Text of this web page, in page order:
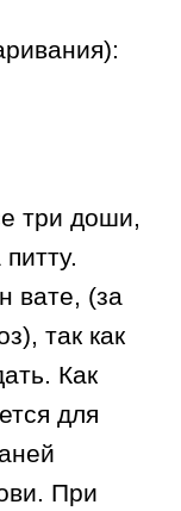
три доши,
вате, (за
так как
Как
для
При